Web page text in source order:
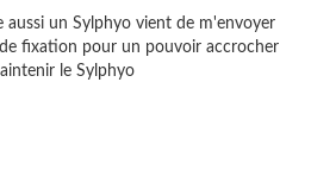
aussi un Sylphyo vient de m'envoyer
fixation pour un pouvoir accrocher
le Sylphyo